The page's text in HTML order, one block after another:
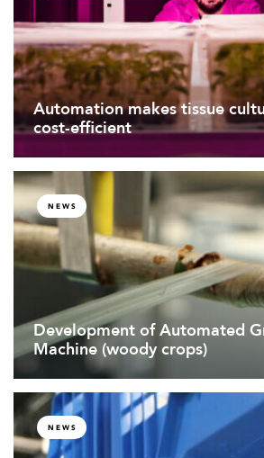
Automation makes tissue
cost-efficient
NEWS
Development of Automated
Machine (woody crops)
NEWS